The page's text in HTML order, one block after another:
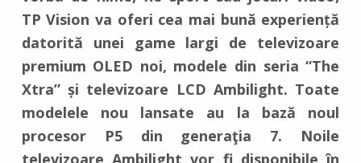
TP Vision va oferi cea mai bună experiență
datorită unei game largi de televizoare
premium OLED noi, modele din seria “The
Xtra” și televizoare LCD Ambilight. Toate
modelele nou lansate au la bază noul
procesor P5 din generaţia 7. Noile
televizoare Ambilight vor fi disponibile în